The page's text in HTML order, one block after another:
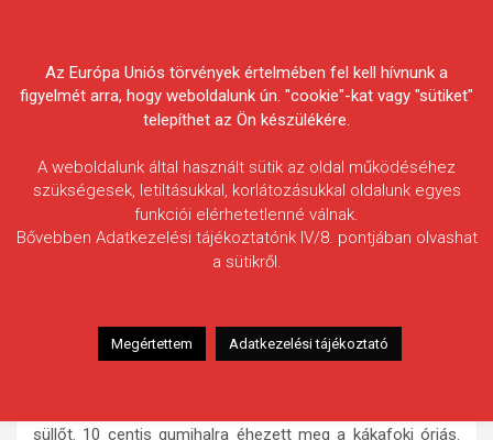
Egyesületek Szövetsége
Bencsik Dávid
Halfaj: Süllő
Fogott hal adatai: 8,1 kg / 78 cm
süllőt. 10 centis gumihalra éhezett meg a kákafoki óriás.
Az Európa Uniós törvények értelmében fel kell hívnunk a
figyelmét arra, hogy weboldalunk ún. "cookie"-kat vagy "sütiket"
telepíthet az Ön készülékére.
A weboldalunk által használt sütik az oldal működéséhez
szükségesek, letiltásukkal, korlátozásukkal oldalunk egyes
funkciói elérhetetlenné válnak.
Bővebben Adatkezelési tájékoztatónk IV/8. pontjában olvashat
a sütikről.
Megértettem Adatkezelési tájékoztató